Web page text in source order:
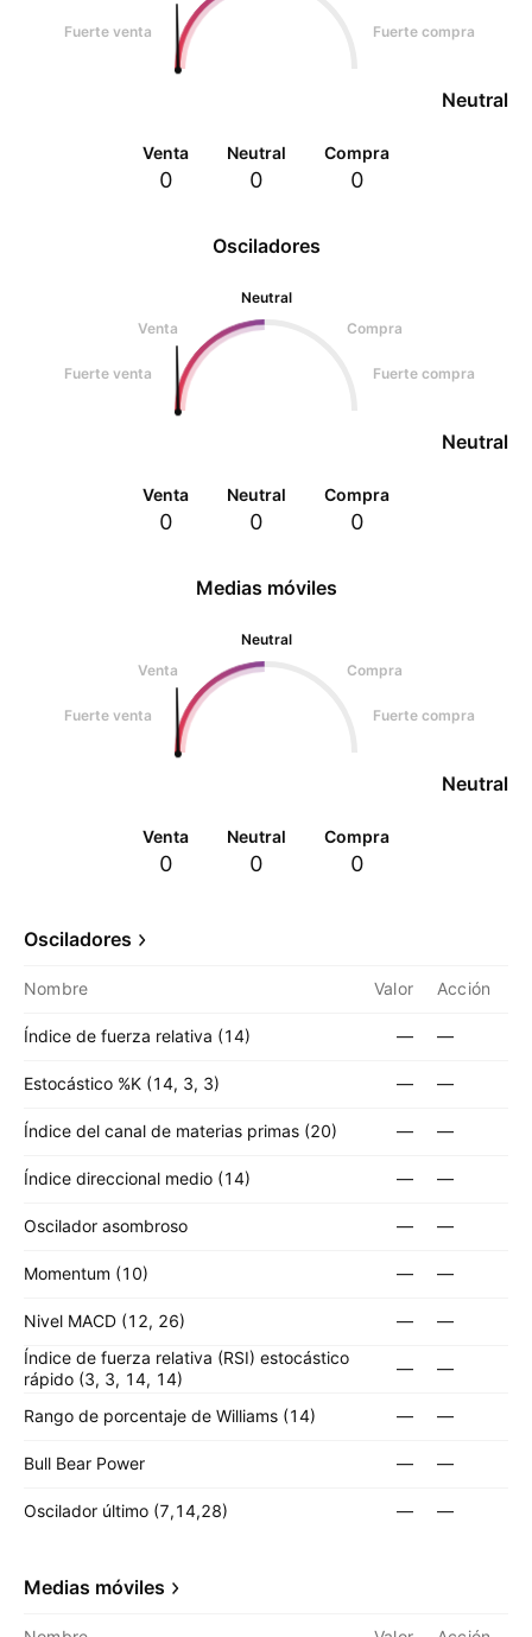
Osciladores
Neutral
Venta
Compra
Fuerte venta Fuerte compra
Neutral
Venta
0
Neutral
0
Compra
0
Fuerte venta Fuerte compra
Neutral
Venta
0
Neutral
0
Compra
0
Medias móviles
Neutral
Venta
Compra
Fuerte venta Fuerte compra
Neutral
Venta
0
Neutral
0
Compra
0
Osciladores
Nombre Valor Acción
Índice de fuerza relativa (14) — —
Estocástico %K (14, 3, 3) — —
Índice del canal de materias primas (20) — —
Índice direccional medio (14) — —
Oscilador asombroso — —
Momentum (10) — —
Nivel MACD (12, 26) —
—
Índice de fuerza relativa (RSI) estocástico
rápido (3, 3, 14, 14)
— —
Rango de porcentaje de Williams (14) — —
Bull Bear Power — —
Oscilador último (7,14,28) — —
Medias móviles